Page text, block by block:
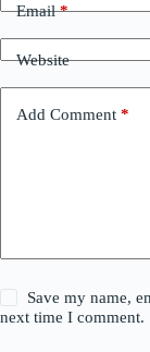
Email*
Website
Add Comment *
Save my name,
next time I comment.